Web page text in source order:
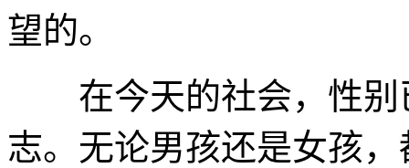
望的。
在今天的社会，性别
志。无论男孩还是女孩